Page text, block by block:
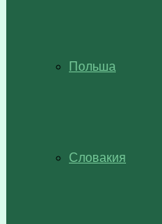
Польша
Словакия